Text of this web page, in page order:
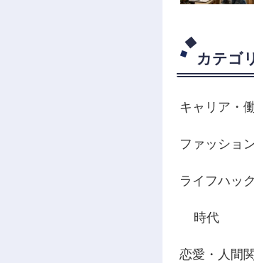
カテゴ
キャリア・
ファッショ
ライフハッ
時代
恋愛・人間